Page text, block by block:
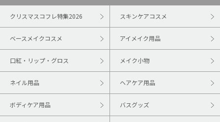
クリスマスコフレ特集2026 スキンケアコスメ
ベースメイクコスメ アイメイク用品
口紅・リップ・グロス メイク小物
ネイル用品 ヘアケア用品
ボディケア用品 バスグッズ